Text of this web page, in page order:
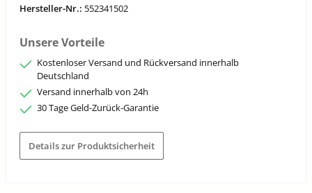
Hersteller-Nr.: 552341502
Unsere Vorteile
Kostenloser Versand und Rückversand innerhalb
Deutschland
Versand innerhalb von 24h
30 Tage Geld-Zurück-Garantie
Details zur Produktsicherheit